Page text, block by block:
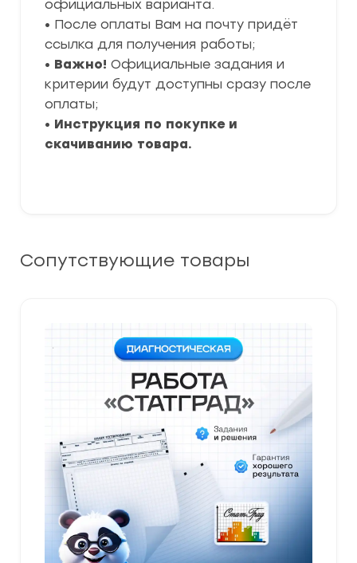
официальных варианта.
• После оплаты Вам на почту придёт
ссылка для получения работы;
• Важно! Официальные задания и
критерии будут доступны сразу после
оплаты;
• Инструкция по покупке и
скачиванию товара.
Сопутствующие товары